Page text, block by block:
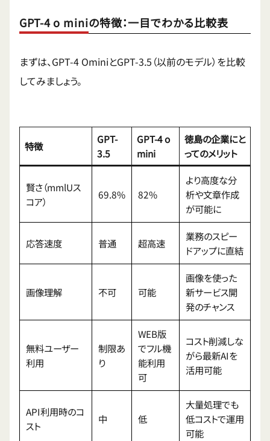
GPT-4 o miniの特徴：一目でわかる比較表
まずは、GPT-4 OminiとGPT-3.5（以前のモデル）を比較
してみましょう。
特徴
GPT-
3.5
GPT-4 o
mini
徳島の企業にと
ってのメリット
賢さ（mmlUス
コア）
69.8% 82%
より高度な分
析や文章作成
が可能に
応答速度 普通 超高速
業務のスピー
ドアップに直結
画像理解 不可 可能
画像を使った
新サービス開
発のチャンス
無料ユーザー
利用
制限あ
り
WEB版
でフル機
能利用
可
コスト削減しな
がら最新AIを
活用可能
API利用時のコ
スト
中 低
大量処理でも
低コストで運用
可能